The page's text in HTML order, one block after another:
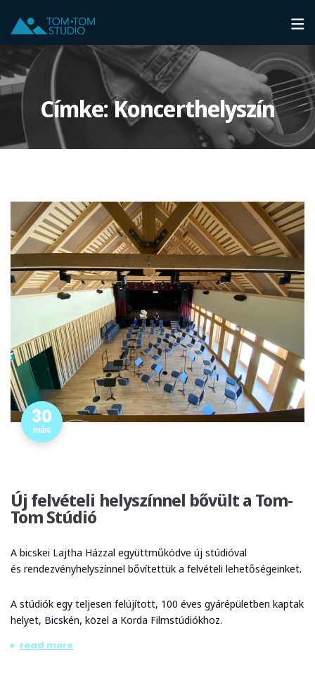
Címke:Koncerthelyszín
30
márc
Új felvételi helyszínnel bővült a Tom-
Tom Stúdió
A bicskei Lajtha Házzal együttműködve új stúdióval
és rendezvényhelyszínnel bővítettük a felvételi lehetőségeinket.
A stúdiók egy teljesen felújított, 100 éves gyárépületben kaptak
helyet, Bicskén, közel a Korda Filmstúdiókhoz.
read more
„új felvételi helyszínnel bővült a tom-tom stúdió”